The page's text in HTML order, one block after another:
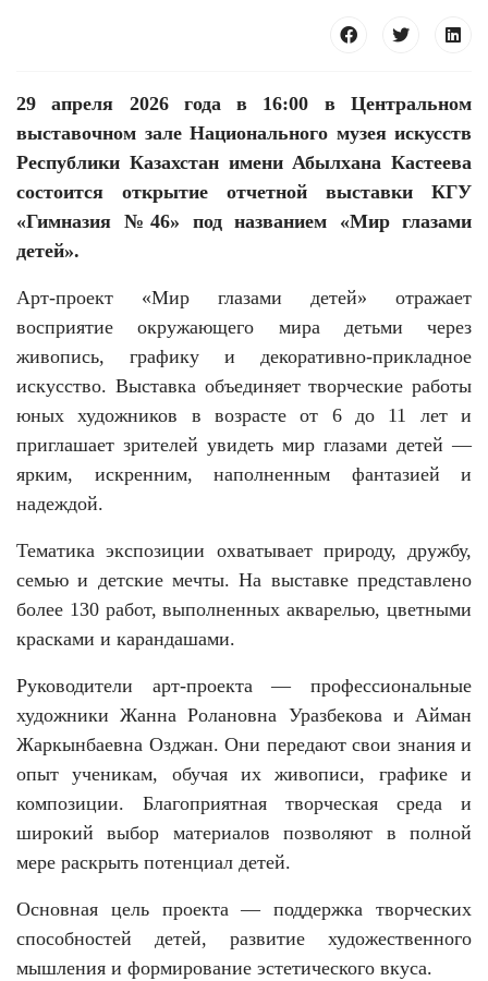
29 апреля 2026 года в 16:00 в Центральном
выставочном зале Национального музея искусств
Республики Казахстан имени Абылхана Кастеева
состоится открытие отчетной выставки КГУ
«Гимназия №46» под названием «Мир глазами
детей».
Арт-проект «Мир глазами детей» отражает
восприятие окружающего мира детьми через
живопись, графику и декоративно-прикладное
искусство. Выставка объединяет творческие работы
юных художников в возрасте от 6 до 11 лет и
приглашает зрителей увидеть мир глазами детей —
ярким, искренним, наполненным фантазией и
надеждой.
Тематика экспозиции охватывает природу, дружбу,
семью и детские мечты. На выставке представлено
более 130 работ, выполненных акварелью, цветными
красками и карандашами.
Руководители арт-проекта — профессиональные
художники Жанна Ролановна Уразбекова и Айман
Жаркынбаевна Озджан. Они передают свои знания и
опыт ученикам, обучая их живописи, графике и
композиции. Благоприятная творческая среда и
широкий выбор материалов позволяют в полной
мере раскрыть потенциал детей.
Основная цель проекта — поддержка творческих
способностей детей, развитие художественного
мышления и формирование эстетического вкуса.
23 97